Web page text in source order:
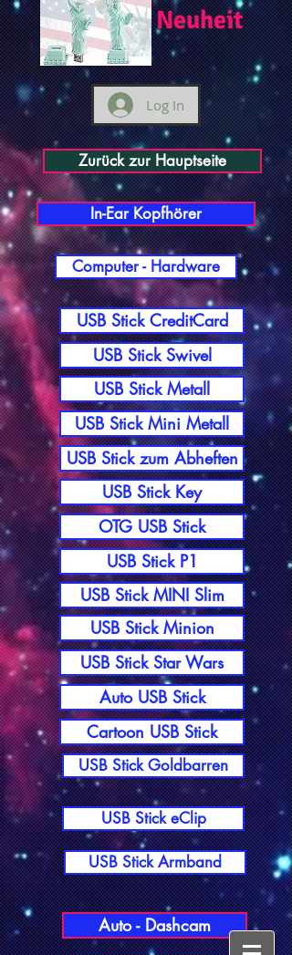
Neuheit
Log In
Zurück zur Hauptseite
In-Ear Kopfhörer
Computer - Hardware
USB Stick CreditCard
USB Stick Swivel
USB Stick Metall
USB Stick Mini Metall
USB Stick zum Abheften
USB Stick Key
OTG USB Stick
USB Stick P1
USB Stick MINI Slim
USB Stick Minion
USB Stick Star Wars
Auto USB Stick
Cartoon USB Stick
USB Stick Goldbarren
USB Stick eClip
USB Stick Armband
Auto - Dashcam